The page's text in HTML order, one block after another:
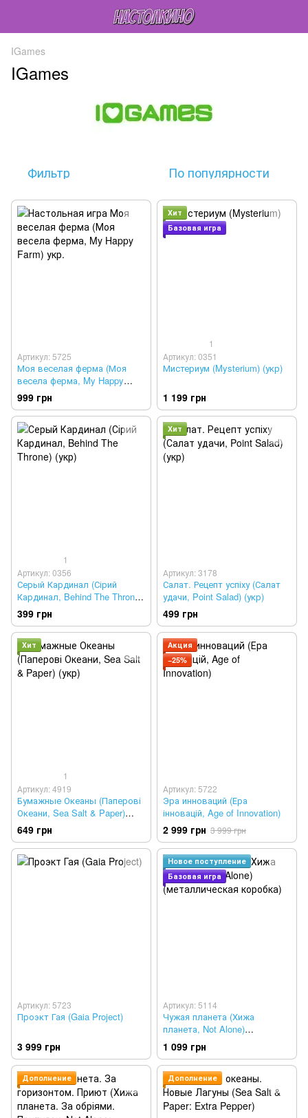
IGames
IGames
Фильтр По популярности
Артикул: 5725
Моя веселая ферма (Моя
весела ферма, My Happy
Farm) укр.
999 грн
Хит
Базовая игра
1
Артикул: 0351
Мистериум (Mysterium) (укр)
1 199 грн
1
Артикул: 0356
Серый Кардинал (Сірий
Кардинал, Behind The Throne)
(укр)
399 грн
Хит
Артикул: 3178
Салат. Рецепт успіху (Салат
удачи, Point Salad) (укр)
499 грн
Хит
1
Артикул: 4919
Бумажные Океаны (Паперові
Океани, Sea Salt & Paper)
(укр)
649 грн
Акция
−25%
Артикул: 5722
Эра инноваций (Ера
інновацій, Age of Innovation)
2 999 грн 3 999 грн
Артикул: 5723
Проэкт Гая (Gaia Project)
3 999 грн
Новое поступление
Базовая игра
Артикул: 5114
Чужая планета (Хижа
планета, Not Alone)
(металлическая коробка)
1 099 грн
Дополнение Дополнение